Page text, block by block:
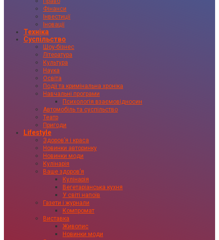
Фінанси
Інвестиції
Іновації
Техніка
Суспільство
Шоу-бізнес
Література
Культура
Наука
Освіта
Події та кримінальна хроніка
Навчальні програми
Психологія взаємовідносин
Автомобіль та суспільство
Театр
Пригоди
Lifestyle
Здоровʼя і краса
Новинки авторинку
Новинки моди
Кулінарія
Ваше здоровʼя
Кулінарія
Вегетаріанська кухня
У світі напоїв
Газети і журнали
Компромат
Виставка
Живопис
Новинки моди